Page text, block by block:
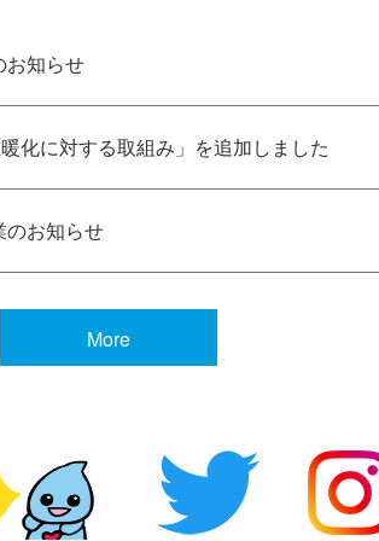
お知らせ
化に対する取組み」を追加しました
のお知らせ
More